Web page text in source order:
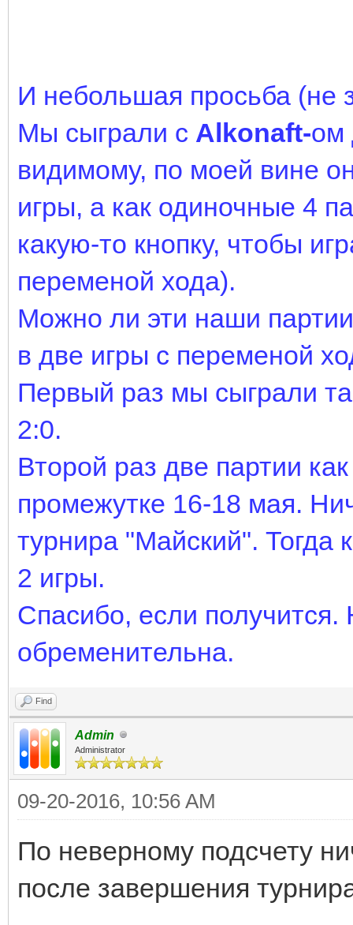
И небольшая просьба (не
Мы сыграли с Аlkonaft-ом
видимому, по моей вине
игры, а как одиночные 4
какую-то кнопку, чтобы
переменой хода).
Можно ли эти наши
в две игры с переменой
Первый раз мы сыграли
2:0.
Второй раз две партии
промежутке 16-18 мая.
турнира "Майский". Тогда
2 игры.
Спасибо, если
обременительна.
Find
Admin
Administrator
09-20-2016, 10:56 AM
По неверному подсчету
после завершения